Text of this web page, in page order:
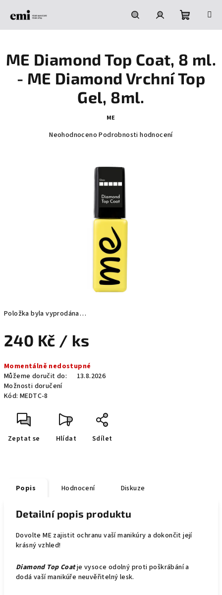
HledatPřihlášeníNákupní
košík
Položka byla vyprodána…
240 Kč / ks
cena:
Momentálně nedostupné
Můžeme doručit do:
13.8.2026
Možnosti doručení
Kód: MEDTC-8
Zeptat se Hlídat Sdílet
ME Diamond Top Coat, 8 ml.
- ME Diamond Vrchní Top
Gel, 8ml.
ME
Průměrné
Neohodnoceno Podrobnosti hodnocení
Popis Hodnocení Diskuze
Detailní popis produktu
Dovolte ME zajistit ochranu vaší manikúry a dokončit její
krásný vzhled!
Diamond Top Coatje vysoce odolný proti poškrábání a
dodá vaší manikúře neuvěřitelný lesk.